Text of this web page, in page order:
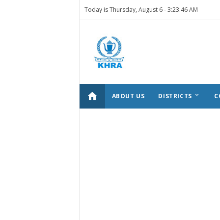
Today is Thursday, August 6 -3:23:46 AM
home ABOUT US DISTRICTS keyboard_arrow_down